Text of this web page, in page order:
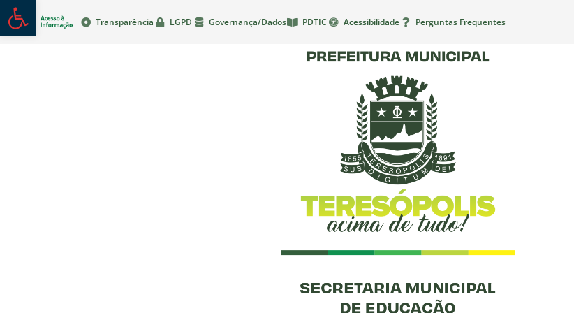
Transparência LGPD Governança/Dados PDTIC Acessibilidade Perguntas Frequentes